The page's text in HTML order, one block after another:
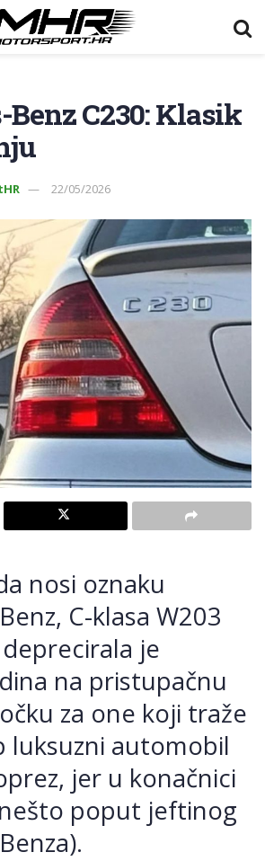
Benz C230: Klasik
22/05/2026
nosi oznaku
C-klasa W203
je
na pristupačnu
za one koji traže
luksuzni automobil
jer u konačnici
poput jeftinog